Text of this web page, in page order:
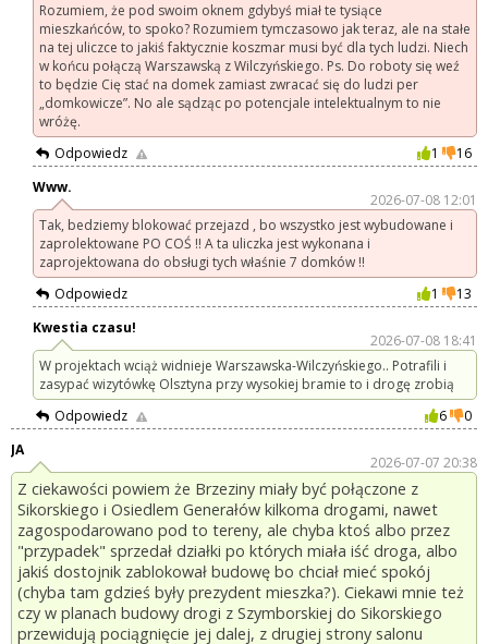
Rozumiem, że pod swoim oknem gdybyś miał te tysiące
mieszkańców, to spoko? Rozumiem tymczasowo jak teraz, ale na stałe
na tej uliczce to jakiś faktycznie koszmar musi być dla tych ludzi. Niech
w końcu połączą Warszawską z Wilczyńskiego. Ps. Do roboty się weź
to będzie Cię stać na domek zamiast zwracać się do ludzi per
„domkowicze”. No ale sądząc po potencjale intelektualnym to nie
wróżę.
Odpowiedz
1
16
Www.
2026-07-08 12:01
Tak, bedziemy blokować przejazd , bo wszystko jest wybudowane i
zaprolektowane PO COŚ !! A ta uliczka jest wykonana i
zaprojektowana do obsługi tych właśnie 7 domków !!
Odpowiedz
1
13
Kwestia czasu!
2026-07-08 18:41
W projektach wciąż widnieje Warszawska-Wilczyńskiego.. Potrafili i
zasypać wizytówkę Olsztyna przy wysokiej bramie to i drogę zrobią
Odpowiedz
6
0
JA
2026-07-07 20:38
Z ciekawości powiem że Brzeziny miały być połączone z
Sikorskiego i Osiedlem Generałów kilkoma drogami, nawet
zagospodarowano pod to tereny, ale chyba ktoś albo przez
"przypadek" sprzedał działki po których miała iść droga, albo
jakiś dostojnik zablokował budowę bo chciał mieć spokój
(chyba tam gdzieś były prezydent mieszka?). Ciekawi mnie też
czy w planach budowy drogi z Szymborskiej do Sikorskiego
przewidują pociągnięcie jej dalej, z drugiej strony salonu